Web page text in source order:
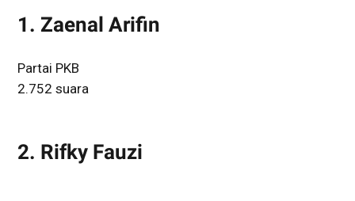
1. Zaenal Arifin
Partai PKB
2.752 suara
2. Rifky Fauzi